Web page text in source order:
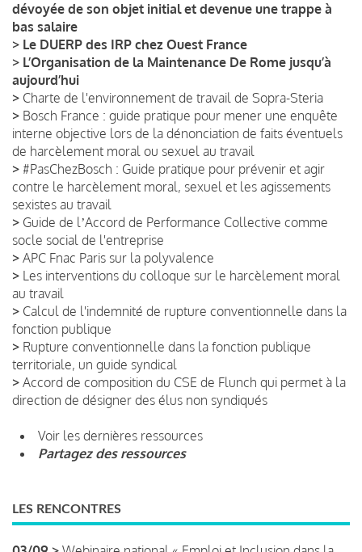
dévoyée de son objet initial et devenue une trappe à
bas salaire
> Le DUERP des IRP chez Ouest France
> L’Organisation de la Maintenance De Rome jusqu’à
aujourd’hui
> Charte de l'environnement de travail de Sopra-Steria
> Bosch France : guide pratique pour mener une enquête
interne objective lors de la dénonciation de faits éventuels
de harcèlement moral ou sexuel au travail
> #PasChezBosch : Guide pratique pour prévenir et agir
contre le harcèlement moral, sexuel et les agissements
sexistes au travail
> Guide de lʼAccord de Performance Collective comme
socle social de l'entreprise
> APC Fnac Paris sur la polyvalence
> Les interventions du colloque sur le harcèlement moral
au travail
> Calcul de l'indemnité de rupture conventionnelle dans la
fonction publique
> Rupture conventionnelle dans la fonction publique
territoriale, un guide syndical
> Accord de composition du CSE de Flunch qui permet à la
direction de désigner des élus non syndiqués
Voir les dernières ressources
Partagez des ressources
LES RENCONTRES